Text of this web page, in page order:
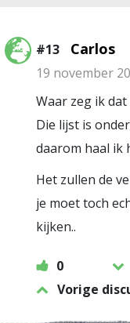
#13 Carlos
19 november
Waar zeg ik
Die lijst is
daarom haal ik
Het zullen de
je moet toch
kijken..
0
Vorige